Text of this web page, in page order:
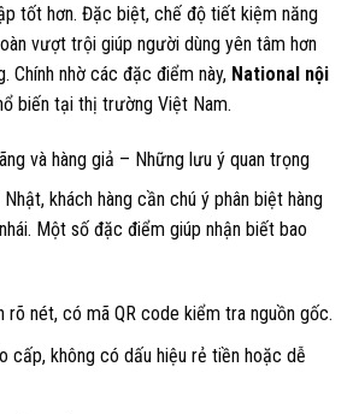
tốt hơn. Đặc biệt, chế độ tiết kiệm năng
vượt trội giúp người dùng yên tâm hơn
Chính nhờ các đặc điểm này, National nội
biến tại thị trường Việt Nam.
và hàng giả – Những lưu ý quan trọng
khách hàng cần chú ý phân biệt hàng
Một số đặc điểm giúp nhận biết bao
rõ nét, có mã QR code kiểm tra nguồn gốc.
cấp, không có dấu hiệu rẻ tiền hoặc dễ